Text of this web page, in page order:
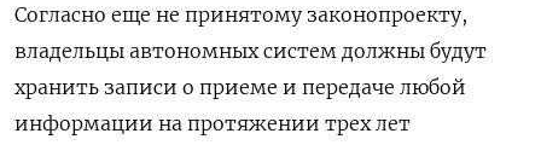
Согласно еще не принятому законопроекту,
владельцы автономных систем должны будут
хранить записи о приеме и передаче любой
информации на протяжении трех лет